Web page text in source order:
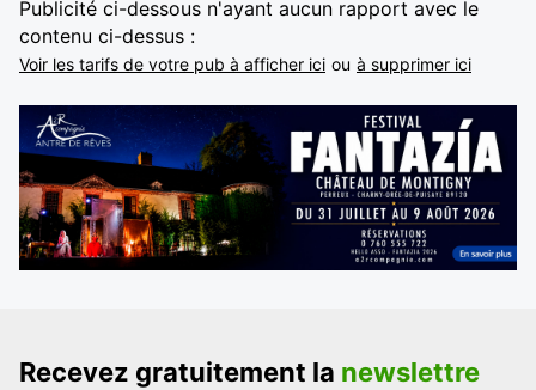
Publicité ci-dessous n'ayant aucun rapport avec le
contenu ci-dessus :
Voir les tarifs de votre pub à afficher ici ou à supprimer ici
Recevez gratuitement la newslettre